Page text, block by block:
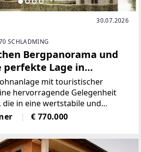
30.07.2026
SCHLADMING
Bergpanorama und
perfekte Lage in
1.4
mit touristischer
hervorragende Gelegenheit
die in eine wertstabile und
in attraktiver Lage
durchdacht konzipierten
€ 770.000